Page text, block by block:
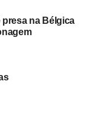
os
no cruzeiro,
de
também
em
em
de
presa na Bélgica